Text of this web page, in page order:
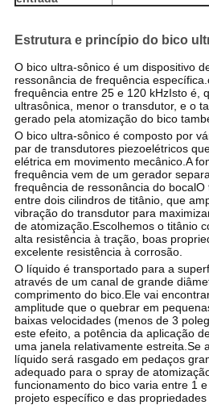
Estrutura e princípio do bico
O bico ultra-sônico é um dispositivo
ressonância de frequência
frequência entre 25 e 120 kHzIsto é,
ultrasônica, menor o transdutor, e o
gerado pela atomização do bico
O bico ultra-sônico é composto por
par de transdutores piezoelétricos
elétrica em movimento mecânico.A
frequência vem de um gerador
frequência de ressonância do
entre dois cilindros de titânio, que
vibração do transdutor para
de atomização.Escolhemos o titânio
alta resistência à tração, boas
excelente resistência à corrosão.
O líquido é transportado para a
através de um canal de grande
comprimento do bico.Ele vai
amplitude que o quebrar em
baixas velocidades (menos de 3
este efeito, a potência da aplicação
uma janela relativamente estreita.Se
líquido será rasgado em pedaços
adequado para o spray de
funcionamento do bico varia entre 1
projeto específico e das